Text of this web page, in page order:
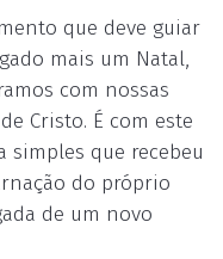
que deve guiar
mais um Natal,
com nossas
Cristo. É com este
que recebeu
do próprio
de um novo